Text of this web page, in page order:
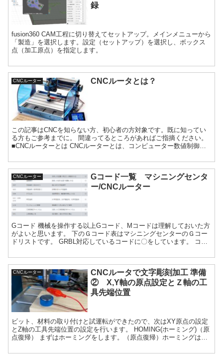
録
fusion360 CAM工程に切り替えてセットアップ。メインメニューから
「製造」を選択します。設定（セットアップ）を選択し、ボックス
点（加工原点）を指定します。
CNCルーター CNCルータとは？
この記事はCNCを知らない方、初心者の方対象です。既に知ってい
る方もご参考までに。 間違ってるところがあればご指摘ください。
■CNCルーターとは CNCルーターとは、コンピューター数値制御
CNCルーター
Gコード一覧 マシニングセンタ
ー/CNCルーター
Gコード 機械を操作する以上Gコード、Mコードは理解しておいた方
がよいと思います。 下のＧコード表はマシニングセンターのＧコー
ドリストです。 GRBL対応しているコードに〇をしています。 コー
CNCルーター
CNCルータで文字彫刻加工 準備
② X,Y軸の原点設定とＺ軸の工
具先端位置
ビット、材料の取り付けと試運転ができたので、次はXY原点の設定
とZ軸の工具先端位置の設定を行います。 HOMING(ホーミング)（原
点復帰） まずはホーミングをします。（原点復帰）ホーミングは電